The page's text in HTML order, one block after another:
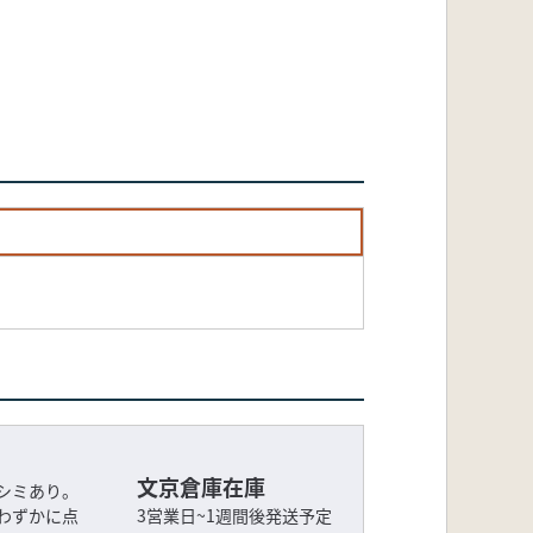
あり。
ずかに点
文京倉庫在庫
3営業日~1週間後発送予定